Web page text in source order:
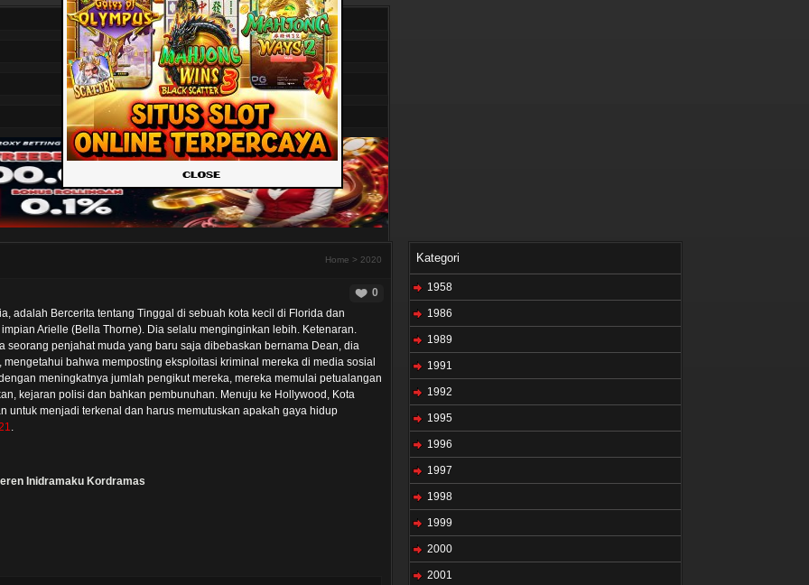
Home > 2020
0
adalah Bercerita tentang Tinggal di sebuah kota kecil di Florida dan
Arielle (Bella Thorne). Dia selalu menginginkan lebih. Ketenaran.
seorang penjahat muda yang baru saja dibebaskan bernama Dean, dia
bahwa memposting eksploitasi kriminal mereka di media sosial
meningkatnya jumlah pengikut mereka, mereka memulai petualangan
kejaran polisi dan bahkan pembunuhan. Menuju ke Hollywood, Kota
untuk menjadi terkenal dan harus memutuskan apakah gaya hidup
.
Inidramaku Kordramas
Kategori
1958
1986
1989
1991
1992
1995
1996
1997
1998
1999
2000
2001